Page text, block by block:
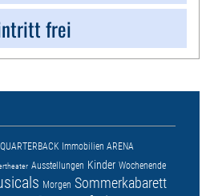
frei
QUARTERBACK Immobilien ARENA
Ausstellungen Kinder Wochenende
Morgen Sommerkabarett